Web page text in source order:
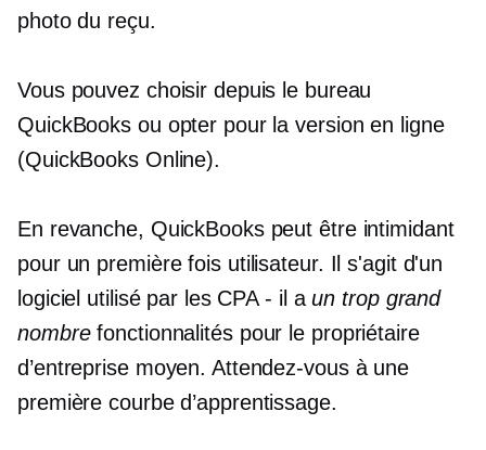
photo du reçu.
Vous pouvez choisir depuis le bureau
QuickBooks ou opter pour la version en ligne
(QuickBooks Online).
En revanche, QuickBooks peut être intimidant
pour un première foisutilisateur. Il s'agit d'un
logiciel utilisé par les CPA - il aun trop grand
nombrefonctionnalités pour le propriétaire
d’entreprise moyen. Attendez-vous à une
première courbe d’apprentissage.